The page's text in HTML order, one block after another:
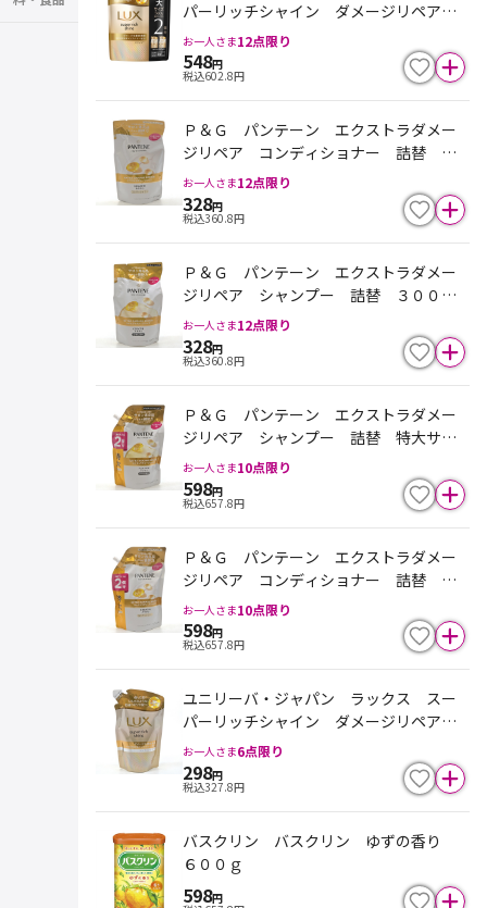
パーリッチシャイン ダメージリペア
補修シャンプー 詰替大 ５６０ｇ
お一人さま12点限り
548円
税込602.8円
Ｐ＆Ｇ パンテーン エクストラダメー
ジリペア コンディショナー 詰替 ３
００ｇ
お一人さま12点限り
328円
税込360.8円
Ｐ＆Ｇ パンテーン エクストラダメー
ジリペア シャンプー 詰替 ３００ｍ
ｌ
お一人さま12点限り
328円
税込360.8円
Ｐ＆Ｇ パンテーン エクストラダメー
ジリペア シャンプー 詰替 特大サイ
ズ ６００ｍｌ
お一人さま10点限り
598円
税込657.8円
Ｐ＆Ｇ パンテーン エクストラダメー
ジリペア コンディショナー 詰替 特
大サイズ ６００ｇ
お一人さま10点限り
598円
税込657.8円
ユニリーバ・ジャパン ラックス スー
パーリッチシャイン ダメージリペア
補修コンディショナー 詰替 ２８０ｇ
お一人さま6点限り
298円
税込327.8円
バスクリン バスクリン ゆずの香り
６００ｇ
598円